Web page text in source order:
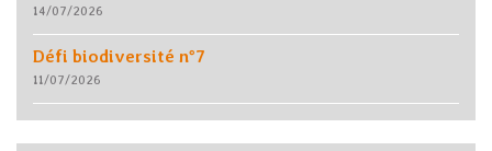
14/07/2026
Défi biodiversité n°7
11/07/2026